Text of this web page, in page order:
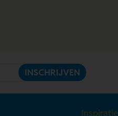
INSCHRIJVEN
Inspiratie